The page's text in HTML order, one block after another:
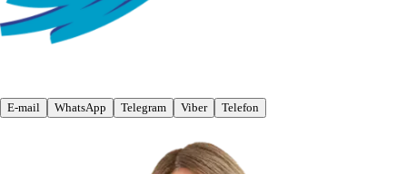
E-mail WhatsApp Telegram Viber Telefon